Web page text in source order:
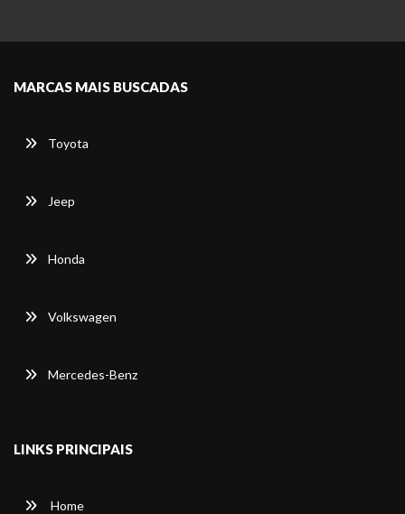
MARCAS MAIS BUSCADAS
Toyota
Jeep
Honda
Volkswagen
Mercedes-Benz
LINKS PRINCIPAIS
Home